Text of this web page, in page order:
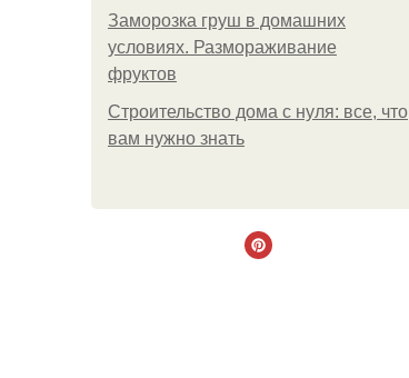
Заморозка груш в домашних
условиях. Размораживание
фруктов
Строительство дома с нуля: все, что
вам нужно знать